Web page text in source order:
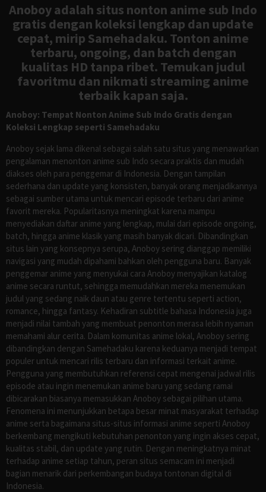
Anoboy adalah situs nonton anime sub Indo
gratis dengan koleksi lengkap dan update
cepat, mirip Samehadaku. Tonton anime
terbaru, ongoing, dan batch dengan
kualitas HD tanpa ribet. Temukan judul
favoritmu dan nikmati streaming anime
terbaik kapan saja.
Anoboy: Tempat Nonton Anime Sub Indo Gratis dengan
Koleksi Lengkap seperti Samehadaku
Anoboy sejak lama dikenal sebagai salah satu situs yang menawarkan
pengalaman menonton anime sub Indo secara praktis dan mudah
diakses oleh para penggemar di Indonesia. Dengan tampilan
sederhana dan update yang konsisten, banyak orang menjadikannya
sebagai sumber utama untuk mencari episode terbaru dari anime
favorit mereka. Popularitasnya meningkat karena mampu
menyediakan daftar anime yang lengkap, mulai dari episode ongoing,
batch, hingga anime klasik yang masih banyak dicari. Dibandingkan
situs lain yang konsepnya serupa, Anoboy sering dianggap memiliki
navigasi yang mudah dipahami bahkan oleh pengguna baru. Banyak
penggemar anime yang menyukai cara Anoboy menyajikan katalog
anime secara runtut, sehingga memudahkan mereka menemukan
judul yang sedang naik daun atau genre tertentu seperti action,
romance, hingga fantasy. Kehadiran subtitle bahasa Indonesia juga
menjadi nilai tambah yang membuat penonton merasa lebih nyaman
memahami alur cerita. Dalam komunitas anime lokal, Anoboy sering
dibandingkan dengan Samehadaku karena keduanya menjadi tempat
populer untuk mencari rilis terbaru dan informasi terkait anime.
Pengguna yang membutuhkan referensi cepat mengenai jadwal rilis
episode atau ingin menemukan anime baru yang sedang ramai
dibicarakan biasanya memasukkan Anoboy sebagai pilihan utama.
Fenomena ini menunjukkan betapa besar minat masyarakat terhadap
anime serta bagaimana situs-situs informasi anime seperti Anoboy
berkembang mengikuti kebutuhan penonton yang ingin akses cepat,
kualitas stabil, dan update yang rutin. Dengan meningkatnya minat
terhadap anime setiap tahun, peran situs semacam ini menjadi
bagian menarik dari perkembangan budaya tontonan digital di
Indonesia.